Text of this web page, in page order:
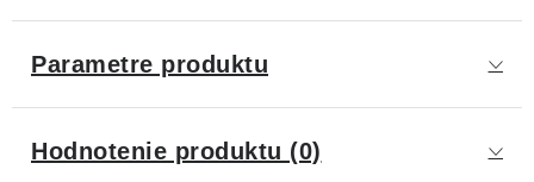
Parametre produktu
Hodnotenie produktu (0)